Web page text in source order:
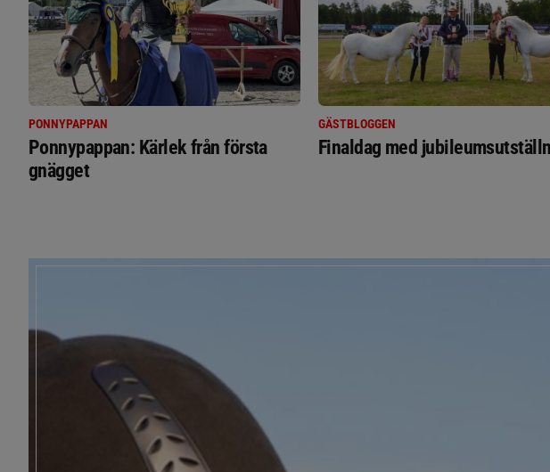
PONNYPAPPAN
Ponnypappan: Kärlek från första
gnägget
GÄSTBLOGGEN
Finaldag med